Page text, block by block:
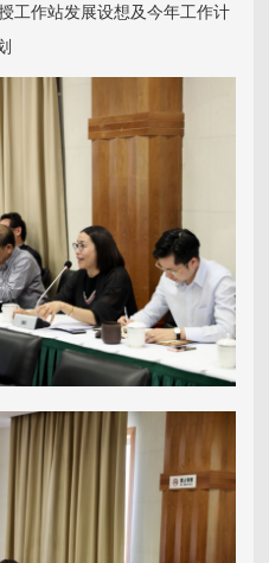
工作站发展设想及今年工作计